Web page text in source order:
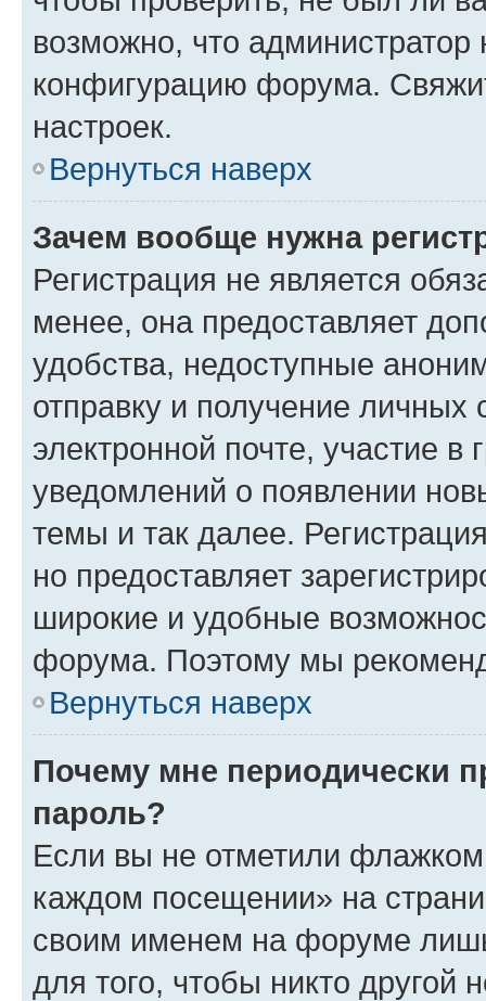
возможно, что администратор
конфигурацию форума.
настроек.
Вернуться наверх
Зачем вообще нужна
Регистрация не является
менее, она предоставляет
удобства, недоступные
отправку и получение
электронной почте, участие в
уведомлений о появлении
темы и так далее.
но предоставляет
широкие и удобные
форума. Поэтому мы
Вернуться наверх
Почему мне периодически
пароль?
Если вы не отметили флажком
каждом посещении» на
своим именем на форуме
для того, чтобы никто другой